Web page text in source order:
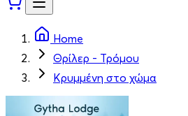
Home
Θρίλερ - Τρόμου
Κρυμμένη στο χώμα